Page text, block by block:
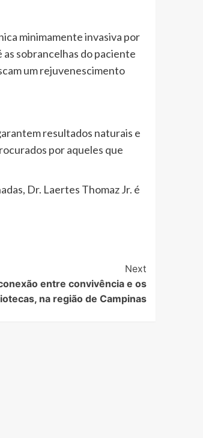
minimamente invasiva por
sobrancelhas do paciente
um rejuvenescimento
resultados naturais e
por aqueles que
Dr. Laertes Thomaz Jr. é
Next
entre convivência e os
na região de Campinas